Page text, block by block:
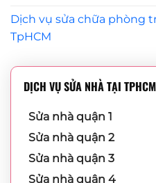
Dịch vụ sửa chữa phòng
TpHCM
DỊCH VỤ SỬA NHÀ TẠI TPHCM
Sửa nhà quận 1
Sửa nhà quận 2
Sửa nhà quận 3
Sửa nhà quận 4